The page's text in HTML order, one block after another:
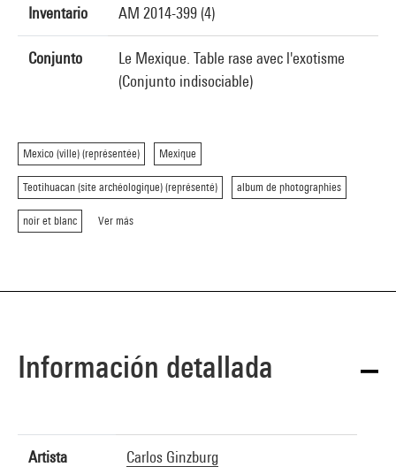
Inventario AM 2014-399 (4)
Conjunto
Le Mexique. Table rase avec l'exotisme
(Conjunto indisociable)
Mexico (ville) (représentée) Mexique
Teotihuacan (site archéologique) (représenté) album de photographies
noir et blanc Ver más
Información detallada
Artista
Carlos Ginzburg